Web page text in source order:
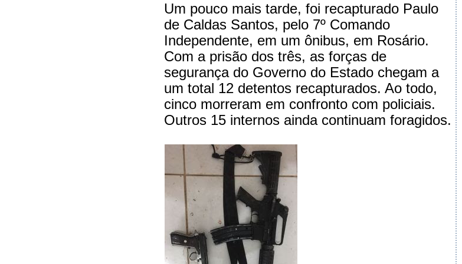
Um pouco mais tarde, foi recapturado Paulo
de Caldas Santos, pelo 7º Comando
Independente, em um ônibus, em Rosário.
Com a prisão dos três, as forças de
segurança do Governo do Estado chegam a
um total 12 detentos recapturados. Ao todo,
cinco morreram em confronto com policiais.
Outros 15 internos ainda continuam foragidos.